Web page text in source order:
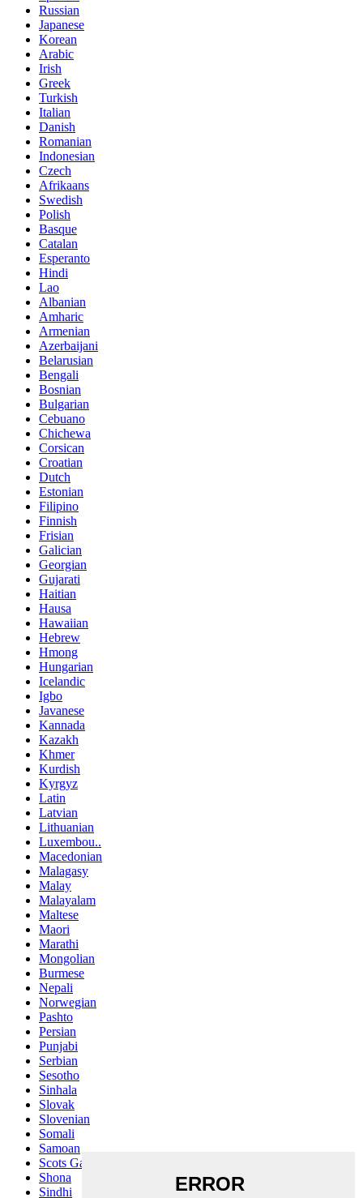
Russian
Japanese
Korean
Arabic
Irish
Greek
Turkish
Italian
Danish
Romanian
Indonesian
Czech
Afrikaans
Swedish
Polish
Basque
Catalan
Esperanto
Hindi
Lao
Albanian
Amharic
Armenian
Azerbaijani
Belarusian
Bengali
Bosnian
Bulgarian
Cebuano
Chichewa
Corsican
Croatian
Dutch
Estonian
Filipino
Finnish
Frisian
Galician
Georgian
Gujarati
Haitian
Hausa
Hawaiian
Hebrew
Hmong
Hungarian
Icelandic
Igbo
Javanese
Kannada
Kazakh
Khmer
Kurdish
Kyrgyz
Latin
Latvian
Lithuanian
Luxembou..
Macedonian
Malagasy
Malay
Malayalam
Maltese
Maori
Marathi
Mongolian
Burmese
Nepali
Norwegian
Pashto
Persian
Punjabi
Serbian
Sesotho
Sinhala
Slovak
Slovenian
Somali
Samoan
Scots Gaelic
Shona
Sindhi